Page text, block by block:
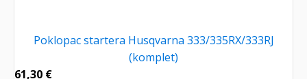
Poklopac startera Husqvarna 333/335RX/333RJ
(komplet)
61,30 €